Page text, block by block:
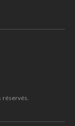
réservés.